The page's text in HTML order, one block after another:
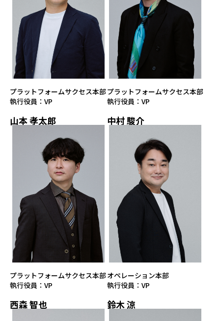
プラットフォームサクセス本部
執行役員：VP
山本 孝太郎
プラットフォームサクセス本部
執行役員：VP
中村 駿介
プラットフォームサクセス本部
執行役員：VP
西森 智也
オペレーション本部
執行役員：VP
鈴木 涼